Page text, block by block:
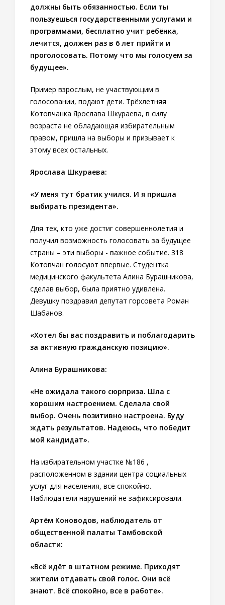
должны быть обязанностью. Если ты
пользуешься государственными услугами и
программами, бесплатно учит ребёнка,
лечится, должен раз в 6 лет прийти и
проголосовать. Потому что мы голосуем за
будущее».
Пример взрослым, не участвующим в
голосовании, подают дети. Трёхлетняя
Котовчанка Ярослава Шкураева, в силу
возраста не обладающая избирательным
правом, пришла на выборы и призывает к
этому всех остальных.
Ярослава Шкураева:
«У меня тут братик учился. И я пришла
выбирать президента».
Для тех, кто уже достиг совершеннолетия и
получил возможность голосовать за будущее
страны – эти выборы - важное событие. 318
Котовчан голосуют впервые. Студентка
медицинского факультета Алина Бурашникова,
сделав выбор, была приятно удивлена.
Девушку поздравил депутат горсовета Роман
Шабанов.
«Хотел бы вас поздравить и поблагодарить
за активную гражданскую позицию».
Алина Бурашникова:
«Не ожидала такого сюрприза. Шла с
хорошим настроением. Сделала свой
выбор. Очень позитивно настроена. Буду
ждать результатов. Надеюсь, что победит
мой кандидат».
На избирательном участке №186 ,
расположенном в здании центра социальных
услуг для населения, всё спокойно.
Наблюдатели нарушений не зафиксировали.
Артём Коноводов, наблюдатель от
общественной палаты Тамбовской
области:
«Всё идёт в штатном режиме. Приходят
жители отдавать свой голос. Они всё
знают. Всё спокойно, все в работе».